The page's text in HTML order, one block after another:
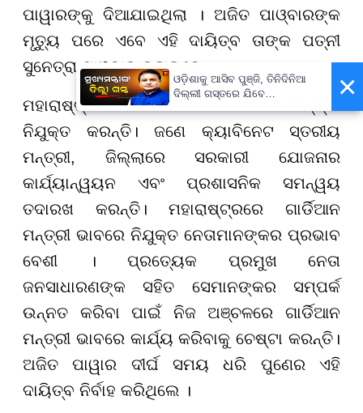
ପାୱାରଙ୍କୁ ଦିଆଯାଇଥିଲା । ଅଜିତ ପାଓ୍ବାରଙ୍କ
ମୃତ୍ୟୁ ପରେ ଏବେ ଏହି ଦାୟିତ୍ବ ତାଙ୍କ ପତ୍ନୀ
ସୁନେତ୍ରା ପାଓ୍ବାର ତୁଲାଇବେ ।
ମହାରାଷ୍ଟ୍ର ସରକାର ଜଣେ ଗାର୍ଡିଆନ ମନ୍ତ୍ରୀ
ନିଯୁକ୍ତ କରନ୍ତି। ଜଣେ କ୍ୟାବିନେଟ ସ୍ତରୀୟ
ମନ୍ତ୍ରୀ, ଜିଲ୍ଲାରେ ସରକାରୀ ଯୋଜନାର
କାର୍ଯ୍ୟାନ୍ୱୟନ ଏବଂ ପ୍ରଶାସନିକ ସମନ୍ୱୟ
ତଦାରଖ କରନ୍ତି। ମହାରାଷ୍ଟ୍ରରେ ଗାର୍ଡିଆନ
ମନ୍ତ୍ରୀ ଭାବରେ ନିଯୁକ୍ତ ନେତାମାନଙ୍କର ପ୍ରଭାବ
ବେଶୀ । ପ୍ରତ୍ୟେକ ପ୍ରମୁଖ ନେତା
ଜନସାଧାରଣଙ୍କ ସହିତ ସେମାନଙ୍କର ସମ୍ପର୍କ
ଉନ୍ନତ କରିବା ପାଇଁ ନିଜ ଅଞ୍ଚଳରେ ଗାର୍ଡିଆନ
ମନ୍ତ୍ରୀ ଭାବରେ କାର୍ଯ୍ୟ କରିବାକୁ ଚେଷ୍ଟା କରନ୍ତି।
ଅଜିତ ପାୱାର ଦୀର୍ଘ ସମୟ ଧରି ପୁଣେର ଏହି
ଦାୟିତ୍ବ ନିର୍ବାହ କରିଥିଲେ ।
×
ଓଡ଼ିଶାକୁ ଆସିବ ପୁଞ୍ଜି, ତିନିଦିନିଆ
ଦିଲ୍ଲୀ ଗସ୍ତରେ ଯିବେ
ମୁଖ୍ୟମନ୍ତ୍ରୀ ମୋହନ ମାଝୀ